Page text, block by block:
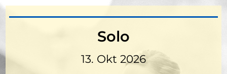
Solo
13. Okt 2026